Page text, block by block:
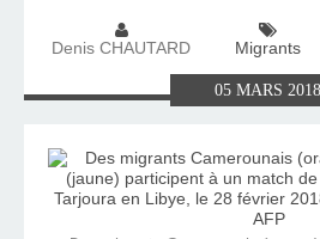
Denis CHAUTARD Migrants
05MARS2018